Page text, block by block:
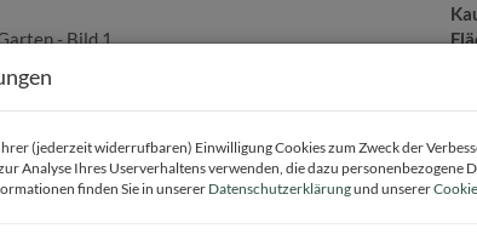
(jederzeit widerrufbaren) Einwilligung Cookies zum Zweck der
Analyse Ihres Userverhaltens verwenden, die dazu personenbezogene
finden Sie in unserer Datenschutzerklärungund unserer